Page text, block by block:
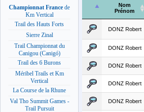
Championnat France de
Km Vertical
Trail des Hauts Forts
Sierre Zinal
Trail Championnat du
Canigou (Canigó)
Trail des 6 Burons
Méribel Trails et Km
Vertical
La Course de la Rhune
Val Tho Summit Games -
Trail Pursuit
Nom
Prénom
DONZ Robert
DONZ Robert
DONZ Robert
DONZ Robert
DONZ Robert